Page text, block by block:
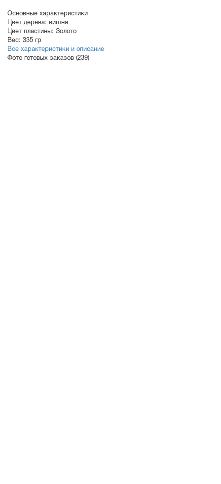
Основные характеристики
Цвет дерева: вишня
Цвет пластины: Золото
Вес: 335 гр
Все характеристики и описание
Фото готовых заказов (239)